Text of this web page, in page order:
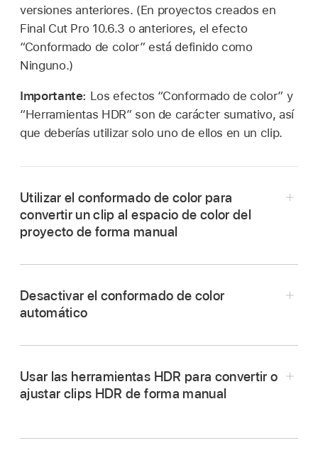
versiones anteriores. (En proyectos creados en
Final Cut Pro 10.6.3 o anteriores, el efecto
“Conformado de color” está definido como
Ninguno.)
Importante: Los efectos “Conformado de color” y
“Herramientas HDR” son de carácter sumativo, así
que deberías utilizar solo uno de ellos en un clip.
Utilizar el conformado de color para
convertir un clip al espacio de color del
proyecto de forma manual
Para abrir el inspector de vídeo,
trabajo > Inspector (o pulsa Comando + 4) y, a
parte inferior del inspector.
Desactivar el conformado de color
automático
En Final Cut Pro, selecciona Final Cut Pro >
Usar las herramientas HDR para convertir o
ajustar clips HDR de forma manual